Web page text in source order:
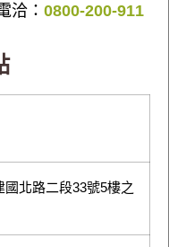
洽： 0800-200-911
國北路二段33號5樓之